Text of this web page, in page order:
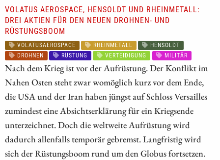
VOLATUS AEROSPACE, HENSOLDT UND RHEINMETALL:
DREI AKTIEN FÜR DEN NEUEN DROHNEN- UND
RÜSTUNGSBOOM
VOLATUSAEROSPACE RHEINMETALL
HENSOLDT
DROHNEN
RÜSTUNG VERTEIDIGUNG MILITÄR
Nach dem Krieg ist vor der Aufrüstung. Der Konflikt im
Nahen Osten steht zwar womöglich kurz vor dem Ende,
die USA und der Iran haben jüngst auf Schloss Versailles
zumindest eine Absichtserklärung für ein Kriegsende
unterzeichnet. Doch die weltweite Aufrüstung wird
dadurch allenfalls temporär gebremst. Langfristig wird
sich der Rüstungsboom rund um den Globus fortsetzen.